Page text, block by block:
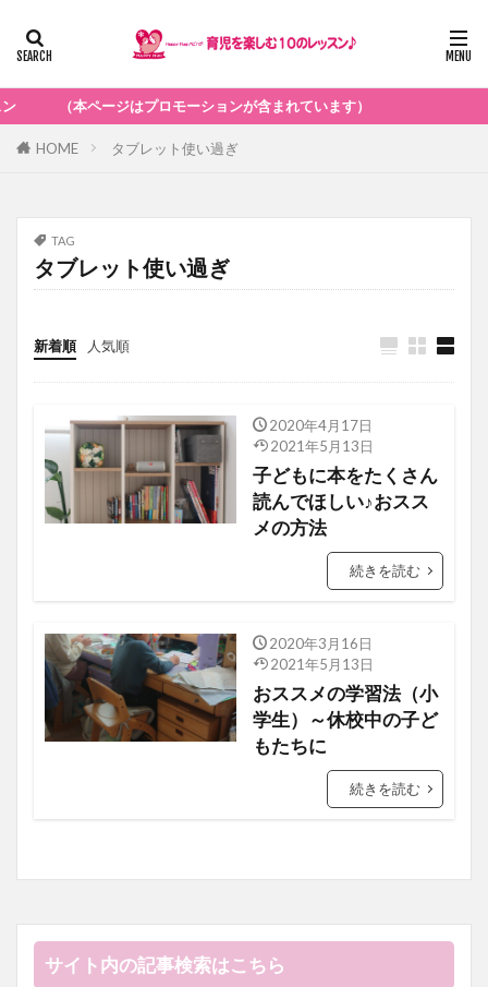
ロモーションが含まれています）
HOME タブレット使い過ぎ
TAG
タブレット使い過ぎ
新着順 人気順
子育てお役立ち情報
2020年4月17日
2021年5月13日
子どもに本をたくさん
読んでほしい♪おスス
メの方法
続きを読む
子育てお役立ち情報
2020年3月16日
2021年5月13日
おススメの学習法（小
学生）～休校中の子ど
もたちに
続きを読む
サイト内の記事検索はこちら